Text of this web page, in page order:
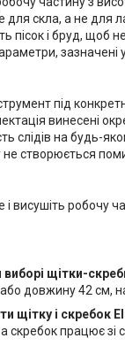
для скла, а не для
пісок і бруд, щоб
зазначені
під
винесені
слідів на будь-
створюється
і висушіть робочу
щітки-
або довжину 42 см,
щітку і скребок
а скребок працює